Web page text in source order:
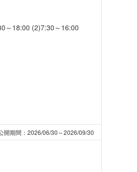
～18:00 (2)7:30～16:00
開期間：2026/06/30～2026/09/30